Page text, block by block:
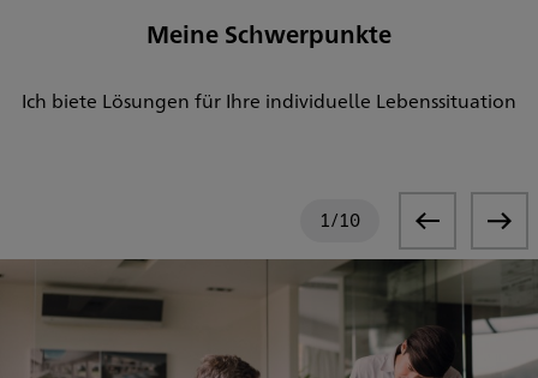
Meine Schwerpunkte
Ich biete Lösungen für Ihre individuelle Lebenssituation
1/10